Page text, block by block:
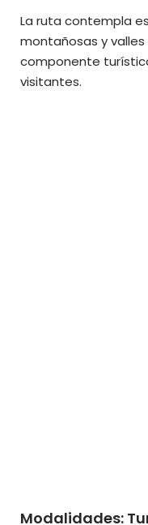
La ruta contempla
montañosas y
componente
visitantes.
Modalidades: